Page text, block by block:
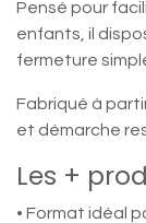
Pensé pour
enfants, il
fermeture
Fabriqué à
et démarche
Les +
• Format idéal